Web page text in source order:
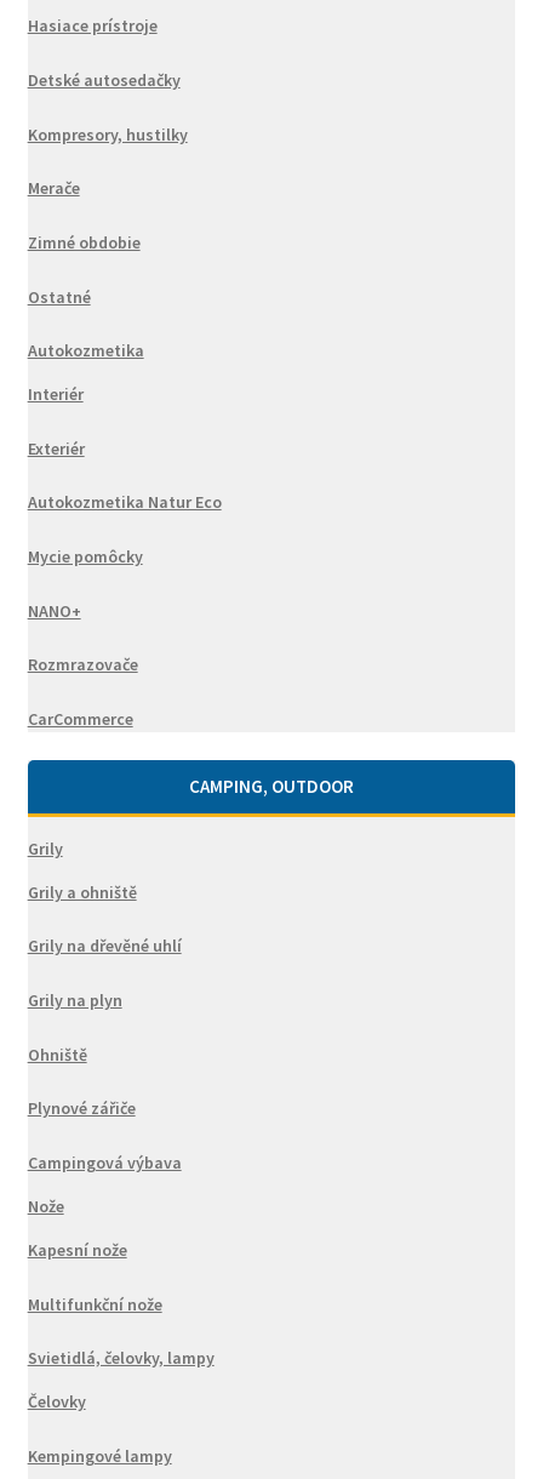
Hasiace prístroje
Detské autosedačky
Kompresory, hustilky
Merače
Zimné obdobie
Ostatné
Autokozmetika
Interiér
Exteriér
Autokozmetika Natur Eco
Mycie pomôcky
NANO+
Rozmrazovače
CarCommerce
CAMPING, OUTDOOR
Grily
Grily a ohniště
Grily na dřevěné uhlí
Grily na plyn
Ohniště
Plynové zářiče
Campingová výbava
Nože
Kapesní nože
Multifunkční nože
Svietidlá, čelovky, lampy
Čelovky
Kempingové lampy